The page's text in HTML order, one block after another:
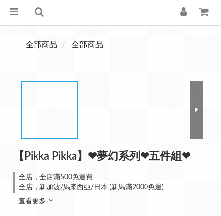
全部商品 全部商品
【Pikka Pikka】❤夢幻系列❤五件組❤
全店，全店滿500免運費
全店，新加波/馬來西亞/日本 (新馬滿2000免運)
查看更多